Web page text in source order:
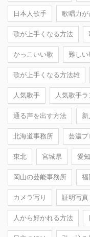
日本人歌手 歌唱力が
歌が上手くなる方法
かっこいい歌 難しい
歌が上手くなる方法雄
人気歌手 人気歌手
通る声を出す方法 新
北海道事務所 芸濃プ
東北 宮城県 愛
岡山の芸能事務所 福
カメラ写り 証明写真
人から好かれる方法